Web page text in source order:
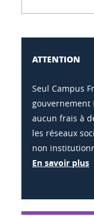
ATTENTION
Seul Campus
gouvernement
aucun frais à
les réseaux
non
En savoir plus